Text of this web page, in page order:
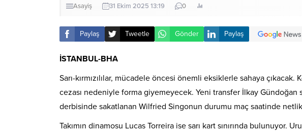
Asayiş 31 Ekim 2025 13:19 0
Paylaş Tweetle Gönder Paylaş
İSTANBUL-BHA
Sarı-kırmızılılar, mücadele öncesi önemli eksiklerle sahaya
cezası nedeniyle forma giyemeyecek. Yeni transfer İlkay Gündoğan
derbisinde sakatlanan Wilfried Singonun durumu maç saatinde
Takımın dinamosu Lucas Torreira ise sarı kart sınırında bulunuyor.